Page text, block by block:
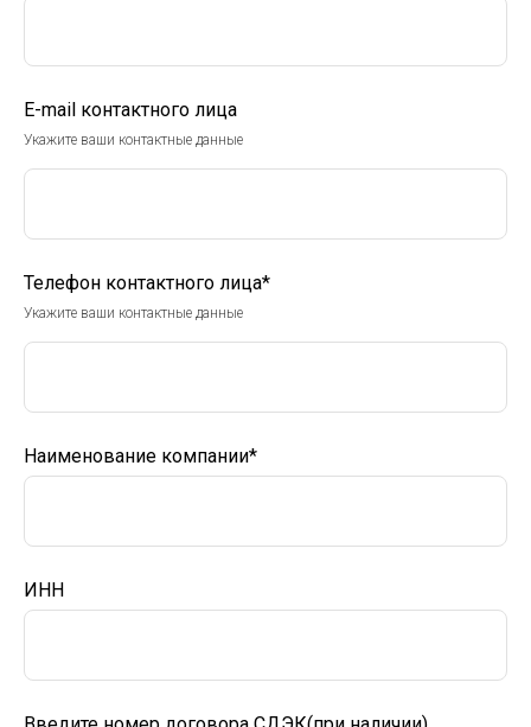
E-mail контактного лица
Укажите ваши контактные данные
Телефон контактного лица*
Укажите ваши контактные данные
Наименование компании*
ИНН